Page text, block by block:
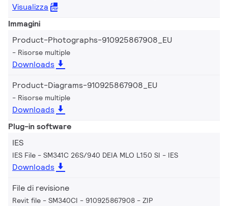
Visualizza
Immagini
Product-Photographs-910925867908_EU
Risorse multiple
Downloads
Product-Diagrams-910925867908_EU
Risorse multiple
Downloads
Plug-in software
IES
IES File - SM341C 26S/940 DEIA MLO L150 SI IES
Downloads
File di revisione
Revit file - SM340CI - 910925867908 ZIP